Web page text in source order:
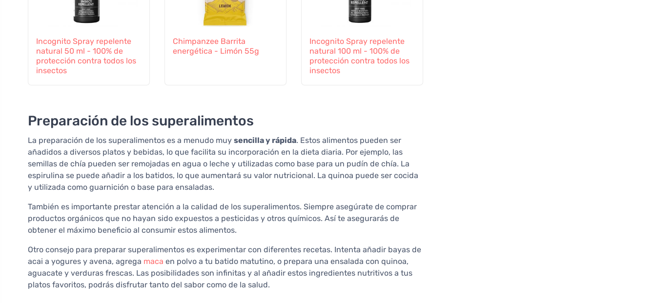
Incognito Spray repelente
natural 50 ml - 100% de
protección contra todos los
insectos
Chimpanzee Barrita
energética - Limón 55g
Incognito Spray repelente
natural 100 ml - 100% de
protección contra todos los
insectos
Preparación de los superalimentos
La preparación de los superalimentos es a menudo muy sencilla y rápida. Estos alimentos pueden ser
añadidos a diversos platos y bebidas, lo que facilita su incorporación en la dieta diaria. Por ejemplo, las
semillas de chía pueden ser remojadas en agua o leche y utilizadas como base para un pudín de chía. La
espirulina se puede añadir a los batidos, lo que aumentará su valor nutricional. La quinoa puede ser cocida
y utilizada como guarnición o base para ensaladas.
También es importante prestar atención a la calidad de los superalimentos. Siempre asegúrate de comprar
productos orgánicos que no hayan sido expuestos a pesticidas y otros químicos. Así te asegurarás de
obtener el máximo beneficio al consumir estos alimentos.
Otro consejo para preparar superalimentos es experimentar con diferentes recetas. Intenta añadir bayas de
acai a yogures y avena, agrega maca en polvo a tu batido matutino, o prepara una ensalada con quinoa,
aguacate y verduras frescas. Las posibilidades son infinitas y al añadir estos ingredientes nutritivos a tus
platos favoritos, podrás disfrutar tanto del sabor como de la salud.